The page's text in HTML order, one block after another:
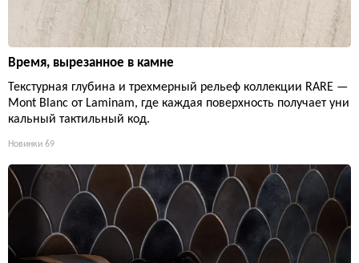
Время, вырезанное в камне
Текстурная глубина и трехмерный рельеф коллекции RARE —
Mont Blanc от Laminam, где каждая поверхность получает уни
кальный тактильный код.
Новинки 69